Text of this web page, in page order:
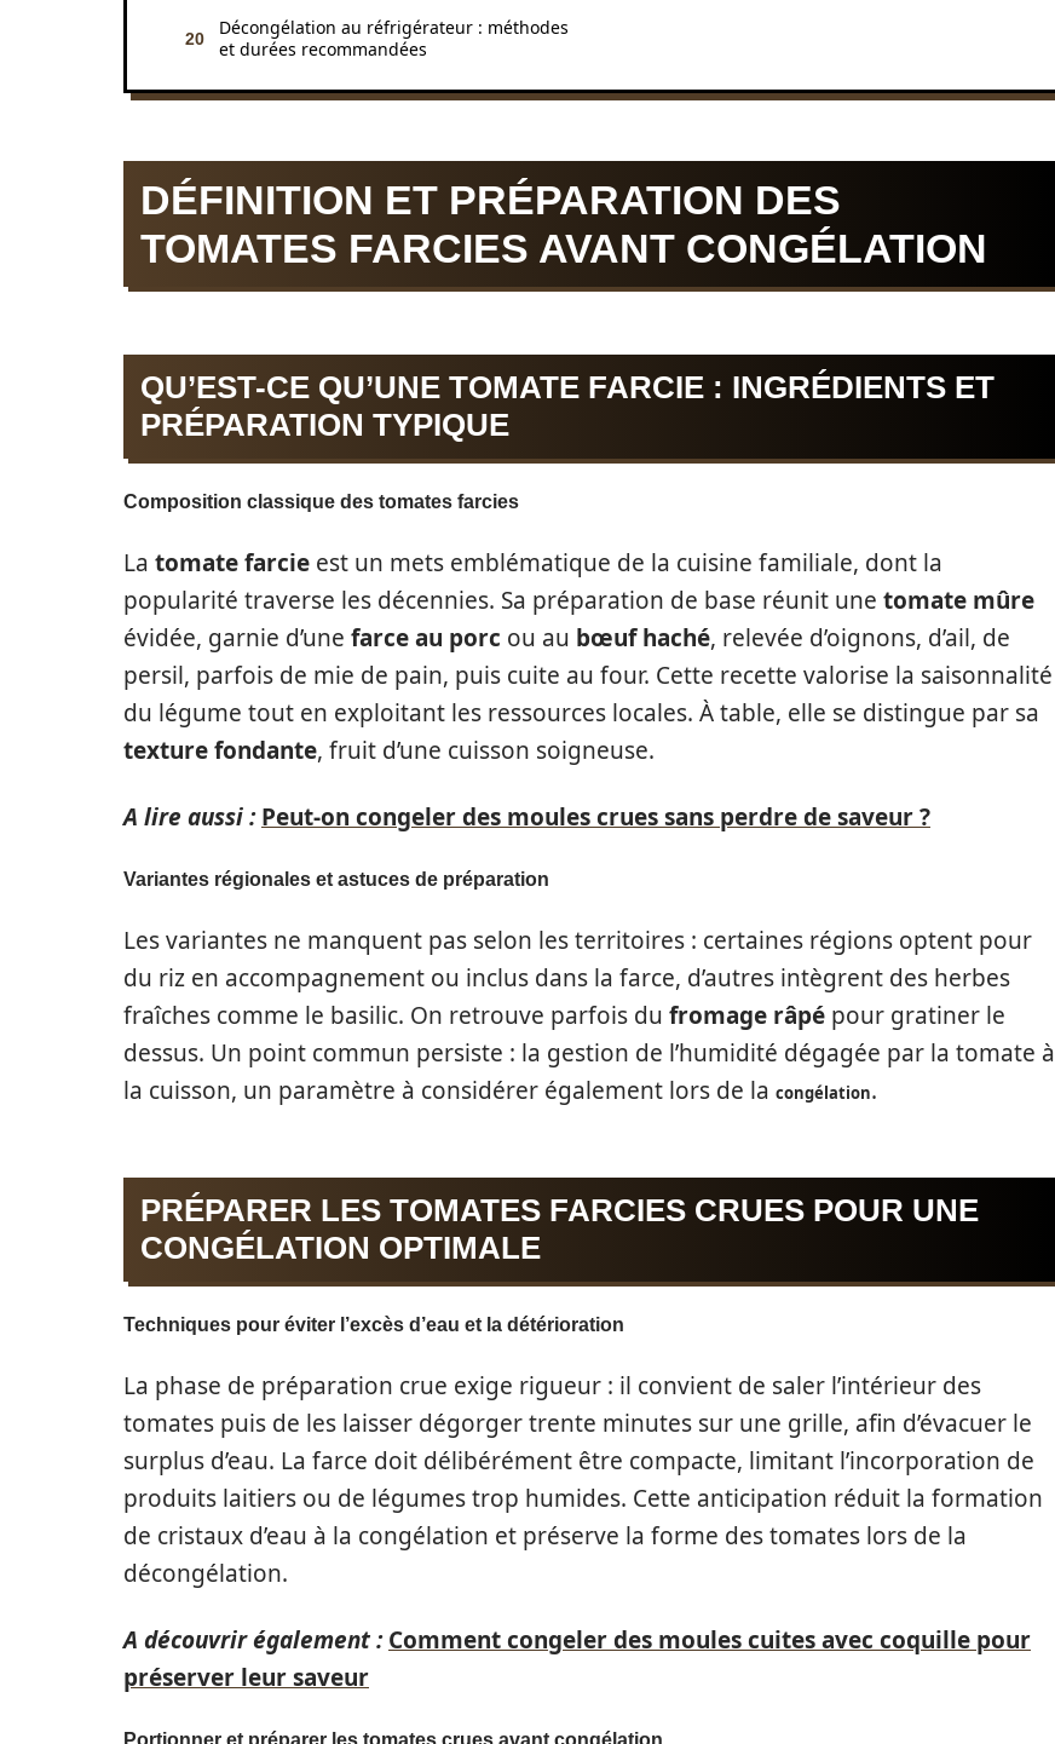
Décongélation au réfrigérateur : méthodes
et durées recommandées
DÉFINITION ET PRÉPARATION DES
TOMATES FARCIES AVANT CONGÉLATION
QU’EST-CE QU’UNE TOMATE FARCIE : INGRÉDIENTS ET
PRÉPARATION TYPIQUE
Composition classique des tomates farcies
La tomate farcie est un mets emblématique de la cuisine familiale, dont la
popularité traverse les décennies. Sa préparation de base réunit une tomate mûre
évidée, garnie d’une farce au porc ou au bœuf haché, relevée d’oignons, d’ail, de
persil, parfois de mie de pain, puis cuite au four. Cette recette valorise la saisonnalité
du légume tout en exploitant les ressources locales. À table, elle se distingue par sa
texture fondante, fruit d’une cuisson soigneuse.
A lire aussi : Peut-on congeler des moules crues sans perdre de saveur ?
Variantes régionales et astuces de préparation
Les variantes ne manquent pas selon les territoires : certaines régions optent pour
du riz en accompagnement ou inclus dans la farce, d’autres intègrent des herbes
fraîches comme le basilic. On retrouve parfois du fromage râpé pour gratiner le
dessus. Un point commun persiste : la gestion de l’humidité dégagée par la tomate à
la cuisson, un paramètre à considérer également lors de la congélation.
PRÉPARER LES TOMATES FARCIES CRUES POUR UNE
CONGÉLATION OPTIMALE
Techniques pour éviter l’excès d’eau et la détérioration
La phase de préparation crue exige rigueur : il convient de saler l’intérieur des
tomates puis de les laisser dégorger trente minutes sur une grille, afin d’évacuer le
surplus d’eau. La farce doit délibérément être compacte, limitant l’incorporation de
produits laitiers ou de légumes trop humides. Cette anticipation réduit la formation
de cristaux d’eau à la congélation et préserve la forme des tomates lors de la
décongélation.
A découvrir également : Comment congeler des moules cuites avec coquille pour
préserver leur saveur
Portionner et préparer les tomates crues avant congélation